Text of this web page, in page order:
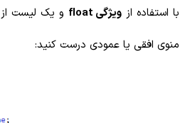
با استفاده از ویژگی float
و یک لیست
منوی افقی یا عمودی درست کنید: